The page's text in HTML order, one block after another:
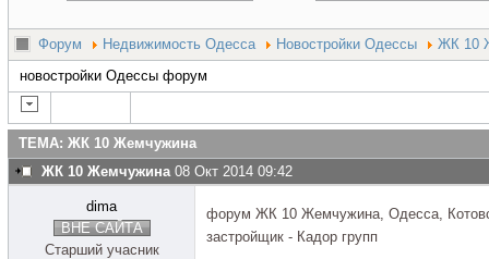
Форум Недвижимость Одесса Новостройки Одессы
ЖК 10
новостройки Одессы форум
ТЕМА: ЖК 10 Жемчужина
ЖК 10 Жемчужина 08 Окт 2014 09:42
dima
ВНЕ САЙТА
Старший учасник
форум ЖК 10 Жемчужина, Одесса,
застройщик - Кадор групп